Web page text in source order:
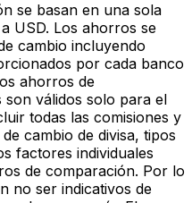
se basan en una sola
USD. Los ahorros se
cambio incluyendo
por cada banco
ahorros de
válidos solo para el
todas las comisiones y
cambio de divisa, tipos
factores individuales
de comparación. Por lo
no ser indicativos de